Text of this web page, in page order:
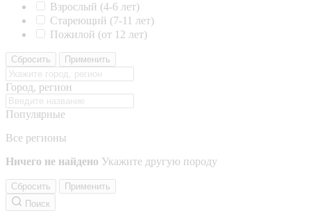
Взрослый (4-6 лет)
Стареющий (7-11 лет)
Пожилой (от 12 лет)
Сбросить Применить
Город, регион
Популярные
Все регионы
Ничего не найдено Укажите другую породу
Сбросить
Применить
Поиск